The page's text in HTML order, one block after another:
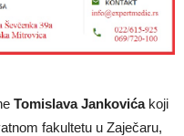
Tomislava Jankovićakoji
fakultetu u Zaječaru,